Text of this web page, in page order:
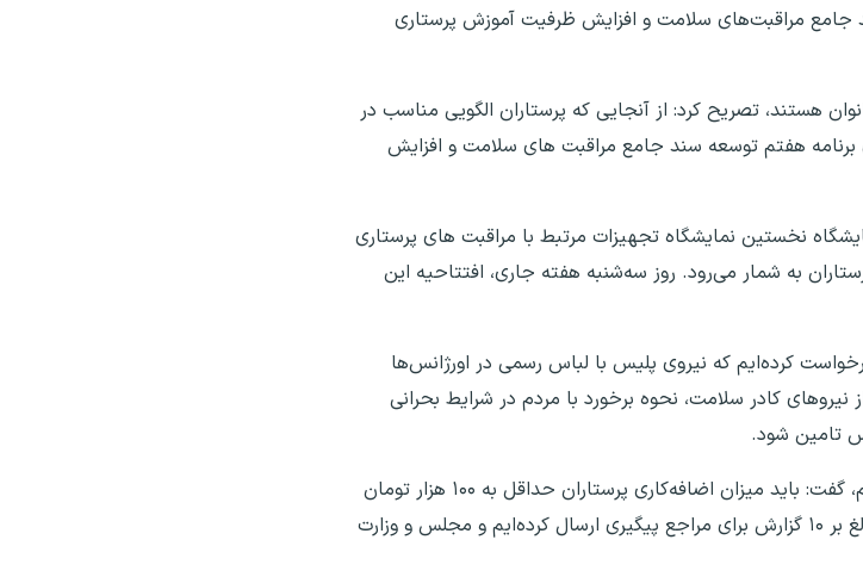
جامع مراقبت‌های سلامت و افزایش ظرفیت آموزش پرستاری
درصد نیروی پرستار در کشور بانوان هستند، تصریح کرد: از آنجایی که پرستاران الگویی مناسب در
هفتم توسعه سند جامع مراقبت های سلامت و افزایش
نخستین نمایشگاه تجهیزات مرتبط با مراقبت های پرستاری
به شمار می‌رود. روز سه‌شنبه هفته جاری، افتتاحیه این
کرده‌ایم که نیروی پلیس با لباس رسمی در اورژانس‌ها
کادر سلامت، نحوه برخورد با مردم در شرایط بحرانی
تامین شود.
نجاتیان با بیان اینکه اکنون در پرداخت معوقات پرستاران هفت ماه عقب هستیم، گفت: باید میزان اضافه‌کاری پرستاران حداقل به ۱۰۰ هزار تومان
برسد. وعده داده شده چند مورد از مشکلات پرستاران تا روز پرستار حل شود و بالغ بر ۱۰ گزارش برای مراجع پیگیری ارسال کرده‌ایم و مجلس و وزارت